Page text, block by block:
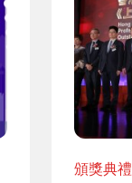
頒獎典禮